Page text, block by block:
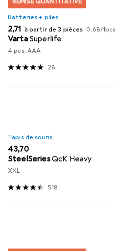
Batteries + piles
EUR
2,71 à partir de 3 pièces EUR
0,68/1pcs
Varta Superlife
4 pcs, AAA
28
Tapis de souris
EUR
43,70
SteelSeriesQcK Heavy
XXL
518